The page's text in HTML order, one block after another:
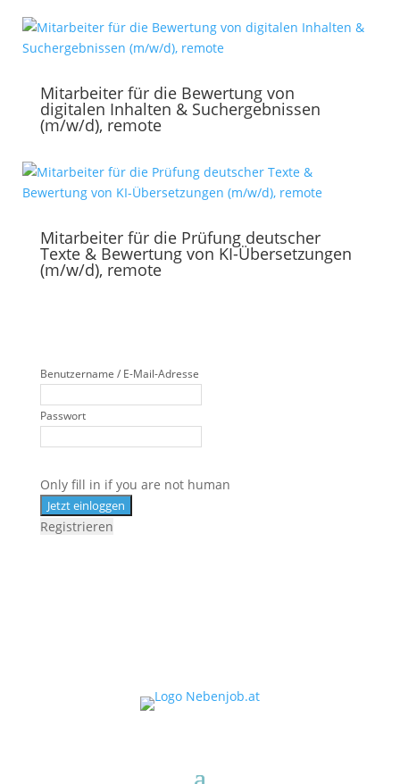
Mitarbeiter für die Bewertung von
digitalen Inhalten & Suchergebnissen
(m/w/d), remote
Mitarbeiter für die Prüfung deutscher
Texte & Bewertung von KI-Übersetzungen
(m/w/d), remote
Benutzername / E-Mail-Adresse
Passwort
Only fill in if you are not human
Registrieren